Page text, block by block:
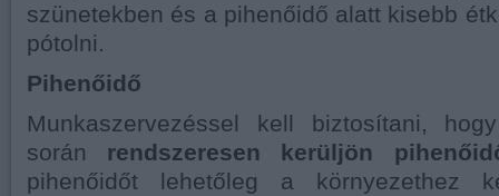
szünetekben és a pihenőidő alatt kisebb
pótolni.
Pihenőidő
Munkaszervezéssel kell biztosítani,
során rendszeresen kerüljön
pihenőidőt lehetőleg a környezethez